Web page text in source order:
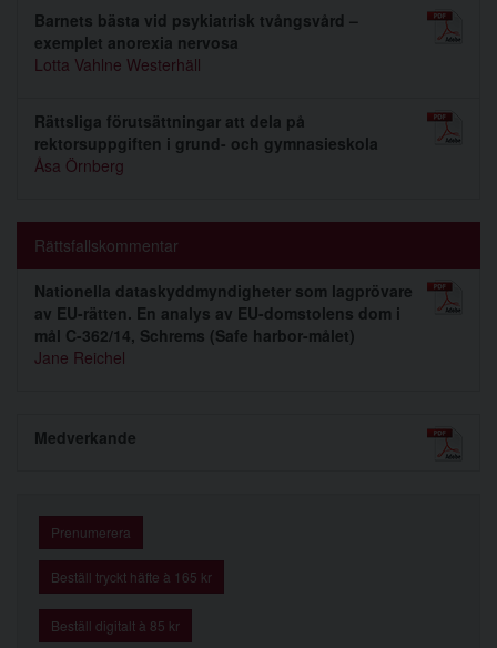
Barnets bästa vid psykiatrisk tvångsvård –
exemplet anorexia nervosa
Lotta Vahlne Westerhäll
Rättsliga förutsättningar att dela på
rektorsuppgiften i grund- och gymnasieskola
Åsa Örnberg
Rättsfallskommentar
Nationella dataskyddmyndigheter som lagprövare
av EU-rätten. En analys av EU-domstolens dom i
mål C-362/14, Schrems (Safe harbor-målet)
Jane Reichel
Medverkande
Prenumerera
Beställ tryckt häfte à 165 kr
Beställ digitalt à 85 kr